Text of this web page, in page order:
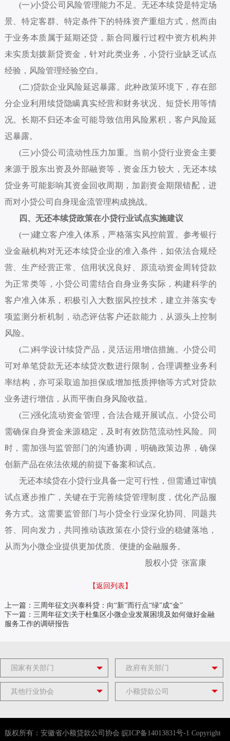
(一)小贷公司风险管理能力不足。无还本续贷是特定场
景、特定客群、特定条件下的特殊资产重组方式，然而由
于业务本质属于延期还贷，新合同履行过程中资方机构并
未实质划拨新贷资金，针对此类业务，小贷行业缺乏试点
经验，风险管理经验空白。
(二)贷款企业风险延迟暴露。此种政策环境下，存在部
分企业利用续贷隐瞒真实经营和财务状况、短贷长用等情
况。长期不归还本金可能导致信用风险累积，客户风险延
迟暴露。
(三)小贷公司流动性压力加重。当前小贷行业资金主要
来源于股东出资及外部融资等，资金压力较大，无还本续
贷业务可能影响其资金回收周期，加剧资金期限错配，进
而对小贷公司自身现金流管理构成挑战。
四、无还本续贷政策在小贷行业试点实施建议
(一)建立客户准入体系，严格落实风控前置。参考银行
业金融机构对无还本续贷企业的准入条件，如依法合规经
营、生产经营正常、信用状况良好、原流动资金周转贷款
为正常类等，小贷公司需结合自身业务实际，构建科学的
客户准入体系，积极引入大数据风控技术，建立并落实专
项监测分析机制，动态评估客户还款能力，从源头上控制
风险。
(二)科学设计续贷产品，灵活运用增信措施。小贷公司
可对单笔贷款无还本续贷次数进行限制，合理调整业务利
率结构，亦可采取追加担保或增加抵质押物等方式对贷款
业务进行增信，从而平衡自身风险收益。
(三)强化流动资金管理，合法合规开展试点。小贷公司
需确保自身资金来源稳定，及时有效防范流动性风险。同
时，需加强与监管部门的沟通协调，明确政策边界，确保
创新产品在依法依规的前提下备案和试点。
无还本续贷在小贷行业具备一定可行性，但需通过审慎
试点逐步推广，关键在于完善续贷管理制度，优化产品服
务方式。这需要监管部门与小贷全行业深化协同、同题共
答、同向发力，共同推动该政策在小贷行业的稳健落地，
从而为小微企业提供更加优质、便捷的金融服务。
股权小贷 张富康
【返回列表】
上一篇：三周年征文|兴泰科贷：向“新”而行点“绿”成“金”
下一篇：三周年征文|关于杜集区小微企业发展困境及如何做好金融
服务工作的调研报告
国家有关部门 政府有关部门
其他行业协会 小额贷款公司
版权所有：安徽省小额贷款公司协会 皖ICP备14013831号-1 Copyright